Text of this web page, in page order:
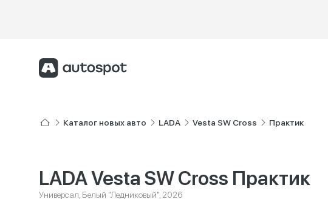
Каталог новых авто LADA Vesta SW Cross Практик
LADA Vesta SW Cross Практик
Универсал, Белый "Ледниковый", 2026